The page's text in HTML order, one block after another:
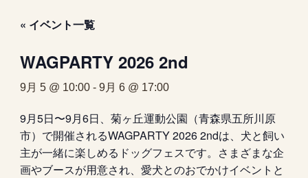
« イベント一覧
WAGPARTY 2026 2nd
9月 5 @ 10:00- 9月 6 @ 17:00
9月5日〜9月6日、菊ヶ丘運動公園（青森県五所川原
市）で開催されるWAGPARTY 2026 2ndは、犬と飼い
主が一緒に楽しめるドッグフェスです。さまざまな企
画やブースが用意され、愛犬とのおでかけイベントと